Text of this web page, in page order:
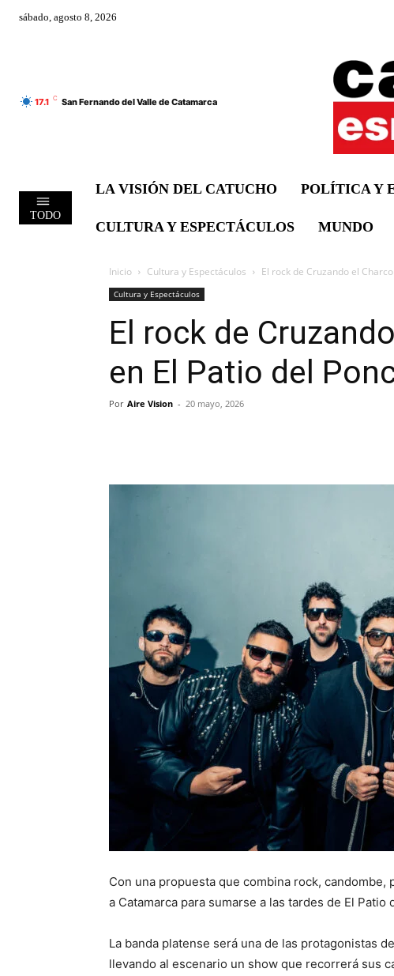
sábado, agosto 8, 2026
17.1 C San Fernando del Valle de Catamarca
TODO
LA VISIÓN DEL CATUCHO POLÍTICA Y
CULTURA Y ESPECTÁCULOS MUNDO
Inicio Cultura y Espectáculos El rock de Cruzando el
Cultura y Espectáculos
El rock de
en El Patio del
Por Aire Vision - 20 mayo, 2026
Con una propuesta que combina rock,
a Catamarca para sumarse a las tardes de El
La banda platense será una de las protagonistas
llevando al escenario un show que recorrerá sus